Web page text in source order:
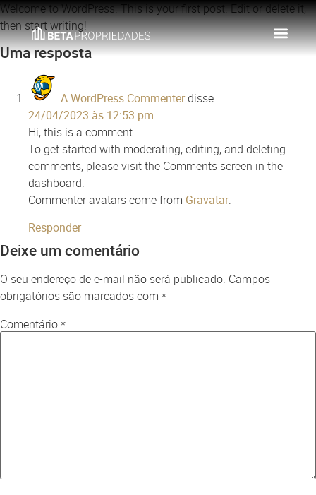
Welcome to WordPress. This is your first post. Edit or delete it,
then start writing!
Uma resposta
A WordPress Commenterdisse:
24/04/2023 às 12:53 pm
Hi, this is a comment.
To get started with moderating, editing, and deleting
comments, please visit the Comments screen in the
dashboard.
Commenter avatars come from Gravatar.
Responder
Deixe um comentário
O seu endereço de e-mail não será publicado. Campos
obrigatórios são marcados com *
Comentário*